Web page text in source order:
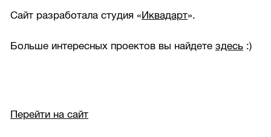
Сайт разработала студия « Иквадарт».
Больше интересных проектов вы найдетездесь :)
Перейти на сайт